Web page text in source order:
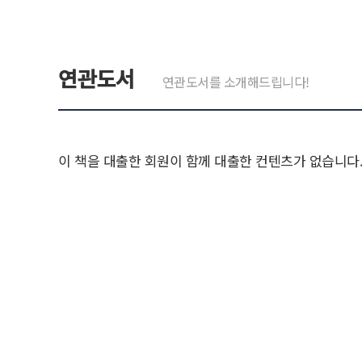
연관도서 연관도서를 소개해드립니다!
이 책을 대출한 회원이 함께 대출한 컨텐츠가 없습니다.